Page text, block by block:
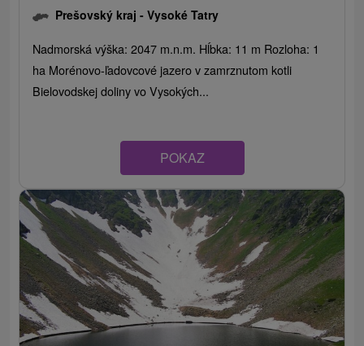
Prešovský kraj -Vysoké Tatry
Nadmorská výška: 2047 m.n.m. Hĺbka: 11 m Rozloha: 1
ha Morénovo-ľadovcové jazero v zamrznutom kotli
Bielovodskej doliny vo Vysokých...
POKAZ